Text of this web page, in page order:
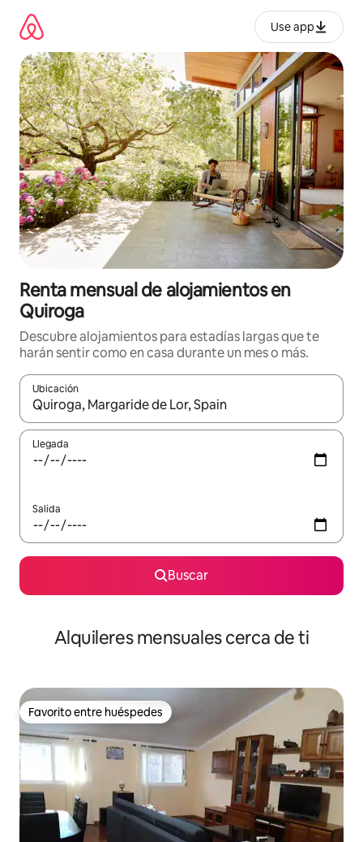
contenido
Use app
Renta mensual de alojamientos en
Quiroga
Descubre alojamientos para estadías largas que te
harán sentir como en casa durante un mes o más.
Ubicación
Cuando los resultados estén disponibles, navega con las
Llegada
Salida
Buscar
Alquileres mensuales cerca de ti
Favorito entre huéspedes
Favorito entre huéspedes